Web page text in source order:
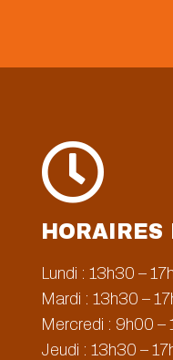

HORAIRES
Lundi : 13h30 –
Mardi : 13h30 –
Mercredi : 9h00 –
Jeudi : 13h30 –